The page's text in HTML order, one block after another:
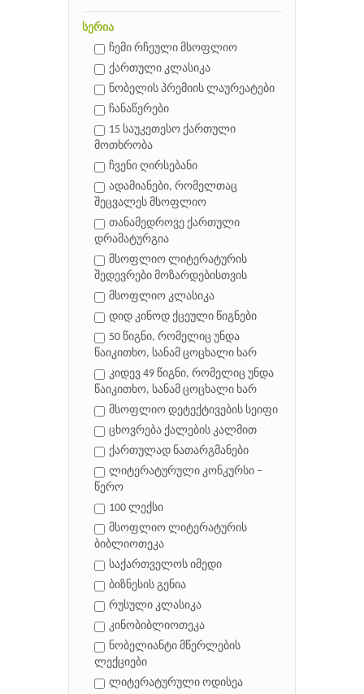
სერია
ჩემი რჩეული მსოფლიო
ქართული კლასიკა
ნობელის პრემიის ლაურეატები
ჩანაწერები
15 საუკეთესო ქართული
მოთხრობა
ჩვენი ღირსებანი
ადამიანები, რომელთაც
შეცვალეს მსოფლიო
თანამედროვე ქართული
დრამატურგია
მსოფლიო ლიტერატურის
შედევრები მოზარდებისთვის
მსოფლიო კლასიკა
დიდ კინოდ ქცეული წიგნები
50 წიგნი, რომელიც უნდა
წაიკითხო, სანამ ცოცხალი ხარ
კიდევ 49 წიგნი, რომელიც უნდა
წაიკითხო, სანამ ცოცხალი ხარ
მსოფლიო დეტექტივების სეიფი
ცხოვრება ქალების კალმით
ქართულად ნათარგმანები
ლიტერატურული კონკურსი –
წერო
100 ლექსი
მსოფლიო ლიტერატურის
ბიბლიოთეკა
საქართველოს იმედი
ბიზნესის გენია
რუსული კლასიკა
კინობიბლიოთეკა
ნობელიანტი მწერლების
ლექციები
ლიტერატურული ოდისეა